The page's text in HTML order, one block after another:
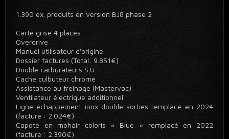
1.390 ex. produits en version BJ8 phase 2
Carte grise 4 places
Overdrive
Manuel utilisateur d'origine
Dossier factures (Total: 9.851€)
Double carburateurs S.U.
Cache culbuteur chromé
Assistance au freinage (Mastervac)
Ventilateur électrique additionnel
Ligne échappement inox double sorties remplacé en 2024
(facture : 2.024€)
Capote en mohair coloris « Blue » remplacé en 2022
(facture : 2.390€)